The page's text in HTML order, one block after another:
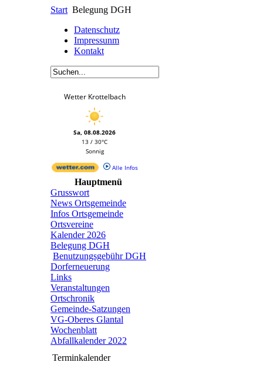
Start Belegung DGH
Datenschutz
Impressunm
Kontakt
Wetter Krottelbach
Sa, 08.08.2026
13 / 30°C
Sonnig
Alle Infos
Hauptmenü
Grusswort
News Ortsgemeinde
Infos Ortsgemeinde
Ortsvereine
Kalender 2026
Belegung DGH
Benutzungsgebühr DGH
Dorferneuerung
Links
Veranstaltungen
Ortschronik
Gemeinde-Satzungen
VG-Oberes Glantal
Wochenblatt
Abfallkalender 2022
Terminkalender